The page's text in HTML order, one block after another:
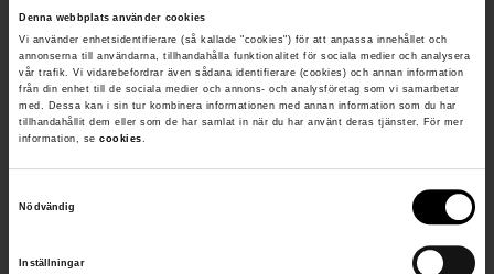
Denna webbplats använder cookies
Vi använder enhetsidentifierare (så kallade "cookies") för att anpassa innehållet och
annonserna till användarna, tillhandahålla funktionalitet för sociala medier och analysera
vår trafik. Vi vidarebefordrar även sådana identifierare (cookies) och annan information
från din enhet till de sociala medier och annons- och analysföretag som vi samarbetar
med. Dessa kan i sin tur kombinera informationen med annan information som du har
tillhandahållit dem eller som de har samlat in när du har använt deras tjänster. För mer
information, secookies.
Nödvändig
Inställningar
Fakta
Djup
Cirka 130 meter
Byggd
Längd
Cirka 27 meter